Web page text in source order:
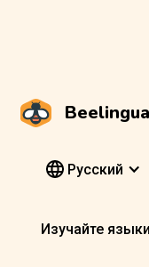
Pусский
Изучайте языки